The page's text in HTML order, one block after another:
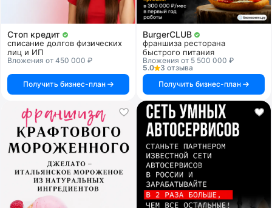
Стоп кредит
списание долгов физических
лиц и ИП
Вложения от 450 000 ₽
Получить бизнес-план
BurgerCLUB
франшиза ресторана
быстрого питания
Вложения от 5 500 000 ₽
5.0
3 отзыва
Получить бизнес-план